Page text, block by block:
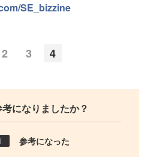
SE_bizzine
2 3 4
になりましたか？
参考になった